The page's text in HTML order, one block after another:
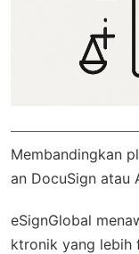
Membandingkan
an DocuSign atau
eSignGlobal
ktronik yang lebih